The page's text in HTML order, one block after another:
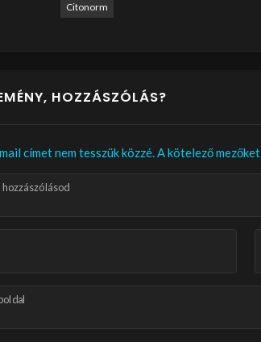
Citonorm
HOZZÁSZÓLÁS?
címet nem tesszük közzé. A kötelező mezőket
hozzászólásod